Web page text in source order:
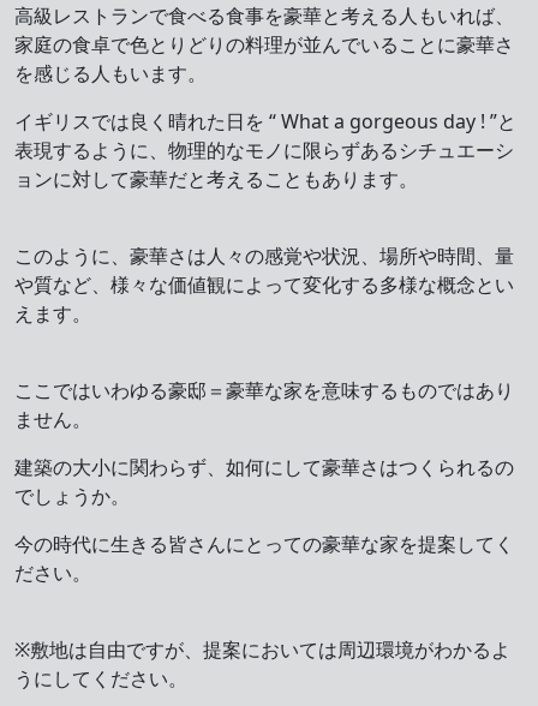
高級レストランで食べる食事を豪華と考える人もいれば、
家庭の食卓で色とりどりの料理が並んでいることに豪華さ
を感じる人もいます。
イギリスでは良く晴れた日を “ What a gorgeous day ! ”と
表現するように、物理的なモノに限らずあるシチュエーシ
ョンに対して豪華だと考えることもあります。
このように、豪華さは人々の感覚や状況、場所や時間、量
や質など、様々な価値観によって変化する多様な概念とい
えます。
ここではいわゆる豪邸＝豪華な家を意味するものではあり
ません。
建築の大小に関わらず、如何にして豪華さはつくられるの
でしょうか。
今の時代に生きる皆さんにとっての豪華な家を提案してく
ださい。
※敷地は自由ですが、提案においては周辺環境がわかるよ
うにしてください。